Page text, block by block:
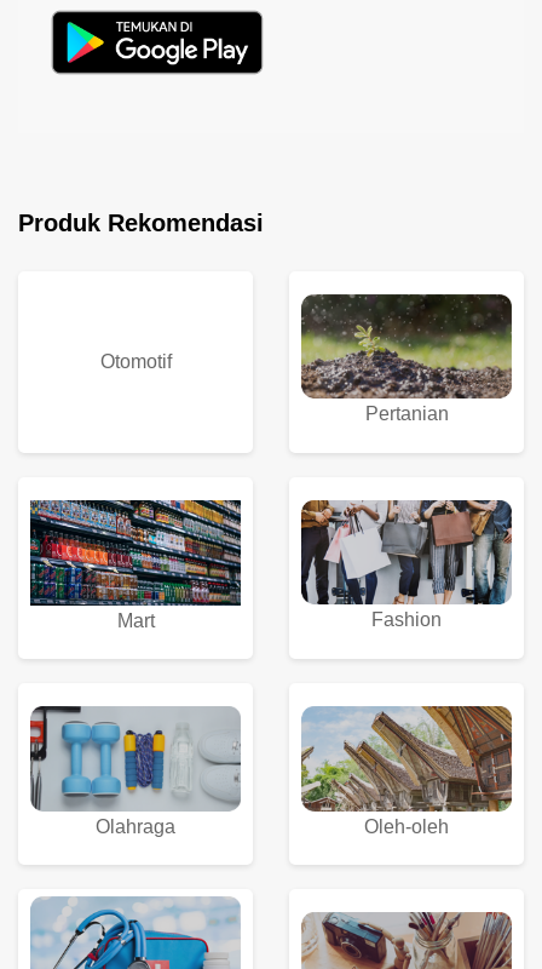
Produk Rekomendasi
Otomotif
Pertanian
Mart Fashion
Olahraga Oleh-oleh